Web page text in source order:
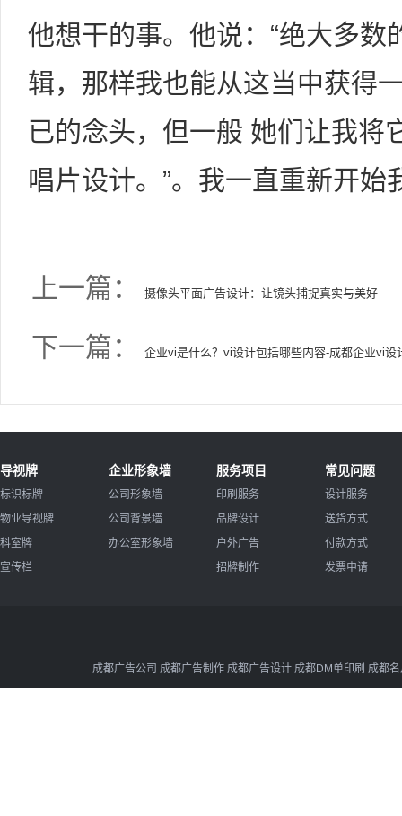
他想干的事。他说：“绝大多
辑，那样我也能从这当中获得
已的念头，但一般 她们让我将
唱片设计。”。我一直重新开始
上一篇： 摄像头平面广告设计：让镜头捕捉真实与美好
下一篇： 企业vi是什么？vi设计包括哪些内容-成都企业vi设
导视牌
标识标牌
物业导视牌
科室牌
宣传栏
企业形象墙
公司形象墙
公司背景墙
办公室形象墙
服务项目
印刷服务
品牌设计
户外广告
招牌制作
常见问题
设计服务
送货方式
付款方式
发票申请
成都广告公司 成都广告制作 成都广告设计 成都DM单印刷 成都